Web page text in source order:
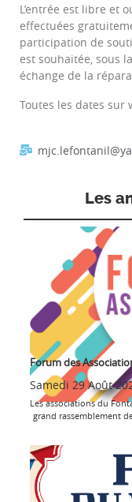
L’entrée est libre et
effectuées
participation de
est souhaitée, sous
échange de la
Toutes les dates
Les
Forum des
Samedi 29 Août
Les associations du
grand rassemblement